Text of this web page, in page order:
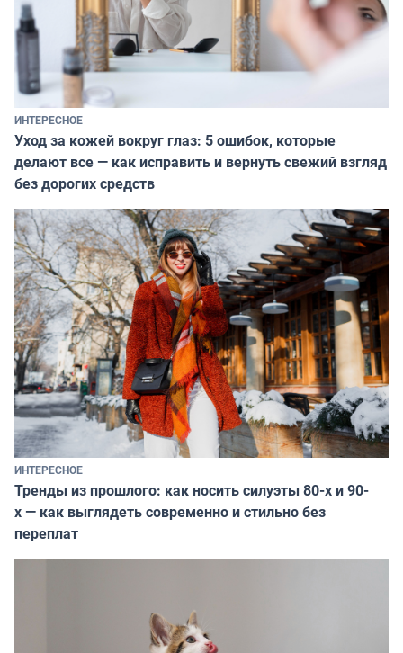
ИНТЕРЕСНОЕ
Уход за кожей вокруг глаз: 5 ошибок, которые
делают все — как исправить и вернуть свежий взгляд
без дорогих средств
ИНТЕРЕСНОЕ
Тренды из прошлого: как носить силуэты 80-х и 90-
х — как выглядеть современно и стильно без
переплат